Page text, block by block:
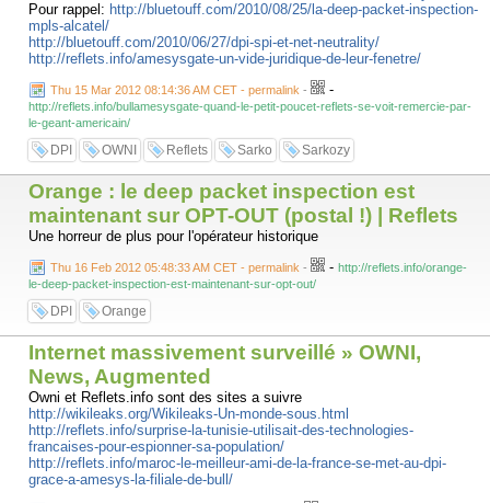
Pour rappel: http://bluetouff.com/2010/08/25/la-deep-packet-inspection-
mpls-alcatel/
http://bluetouff.com/2010/06/27/dpi-spi-et-net-neutrality/
http://reflets.info/amesysgate-un-vide-juridique-de-leur-fenetre/
Thu 15 Mar 2012 08:14:36 AM CET - permalink - -
http://reflets.info/bullamesysgate-quand-le-petit-poucet-reflets-se-voit-remercie-par-
le-geant-americain/
DPI OWNI Reflets Sarko Sarkozy
Orange : le deep packet inspection est
maintenant sur OPT-OUT (postal !) | Reflets
Une horreur de plus pour l'opérateur historique
Thu 16 Feb 2012 05:48:33 AM CET - permalink - - http://reflets.info/orange-
le-deep-packet-inspection-est-maintenant-sur-opt-out/
DPI Orange
Internet massivement surveillé » OWNI,
News, Augmented
Owni et Reflets.info sont des sites a suivre
http://wikileaks.org/Wikileaks-Un-monde-sous.html
http://reflets.info/surprise-la-tunisie-utilisait-des-technologies-
francaises-pour-espionner-sa-population/
http://reflets.info/maroc-le-meilleur-ami-de-la-france-se-met-au-dpi-
grace-a-amesys-la-filiale-de-bull/